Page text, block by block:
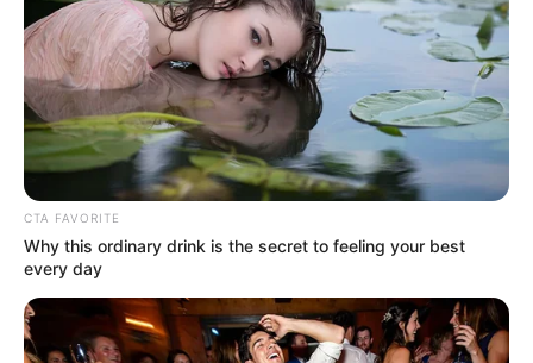
CTA FAVORITE
Why this ordinary drink is the secret to feeling your best
every day